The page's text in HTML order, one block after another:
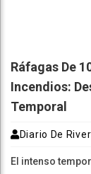
Ráfagas De
Incendios:
Temporal
Diario De
El intenso